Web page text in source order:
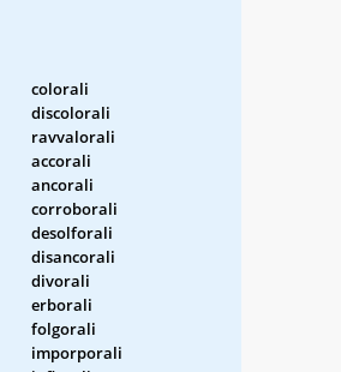
colorali
discolorali
ravvalorali
accorali
ancorali
corroborali
desolforali
disancorali
divorali
erborali
folgorali
imporporali